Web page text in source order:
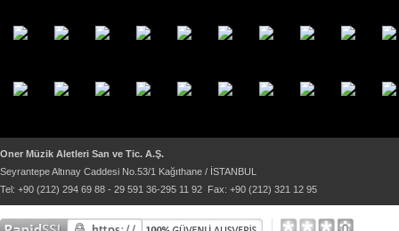
Oner Müzik Aletleri San ve Tic. A.Ş.
Seyrantepe Altınay Caddesi No.53/1 Kağıthane / İSTANBUL
Tel: +90 (212) 294 69 88 - 29 591 36-295 11 92 Fax: +90 (212) 321 12 95